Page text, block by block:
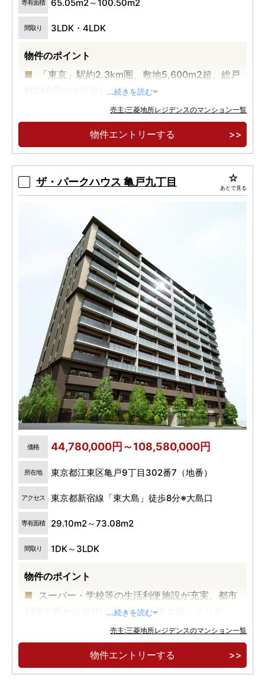
専有面積 65.05m2～100.50m2
間取り 3LDK・4LDK
物件のポイント
「東京」駅約2.3km圏、敷地5,600m2超、総戸
数240戸の大規模レジデンス
東京メトロ東西線・都営大江戸線「門前仲町」
駅、東京メトロ半蔵門線「水天宮前」駅の2駅3路
...続きを読む
売主:三菱地所レジデンスのマンション一覧
物件エントリーする
ザ・パークハウス 亀戸九丁目 あとで見る
価格 44,780,000円～108,580,000円
所在地 東京都江東区亀戸9丁目302番7（地番）
アクセス 東京都新宿線「東大島」徒歩8分※大島口
専有面積 29.10m2～73.08m2
間取り 1DK～3LDK
物件のポイント
スーパー・学校等の生活利便施設が充実、都市
利便と豊かな自然に寄り添う「東大島」エリア
東京駅へ約7.1㎞ 「東京」駅 22分、「新宿」駅
直通28分
大型公園近接、都営新宿線「東大島」駅徒歩8
...続きを読む
売主:三菱地所レジデンスのマンション一覧
物件エントリーする